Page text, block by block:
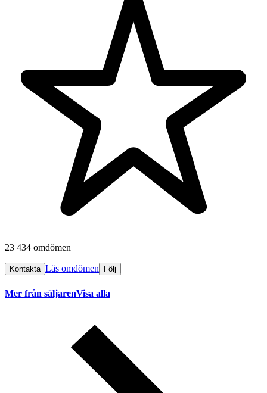
23 434 omdömen
Kontakta Läs omdömen Följ
Mer från säljarenVisa alla